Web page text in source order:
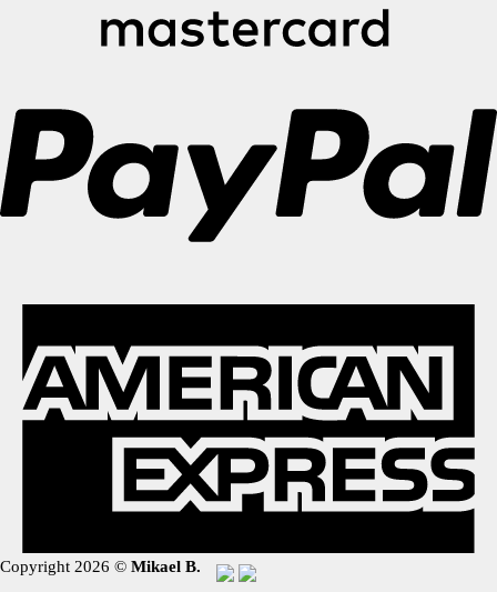
Copyright 2026 © Mikael B.